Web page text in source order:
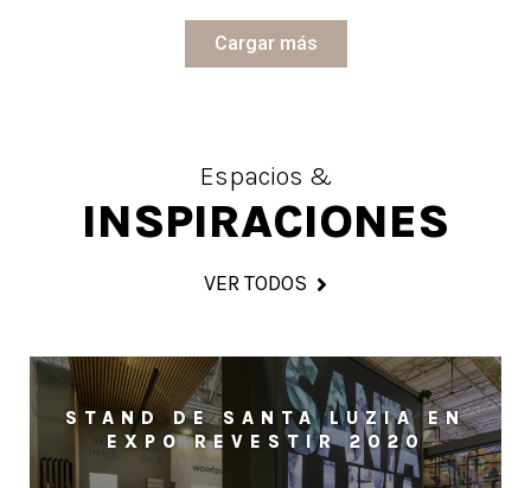
Cargar más
Espacios &
INSPIRACIONES
VER TODOS
STAND DE SANTA LUZIA EN
EXPO REVESTIR 2020